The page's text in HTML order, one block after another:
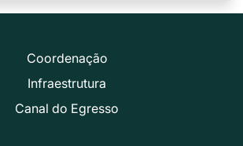
Coordenação
Infraestrutura
Canal do Egresso